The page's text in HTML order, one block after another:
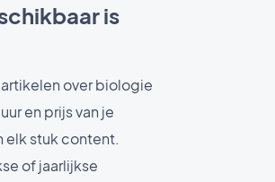
is
over biologie
en prijs van je
elk stuk content.
of jaarlijkse